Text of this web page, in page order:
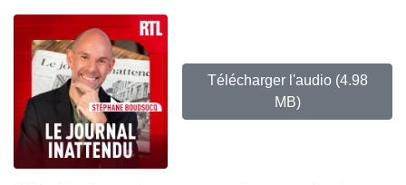
Télécharger l'audio (4.98
MB)